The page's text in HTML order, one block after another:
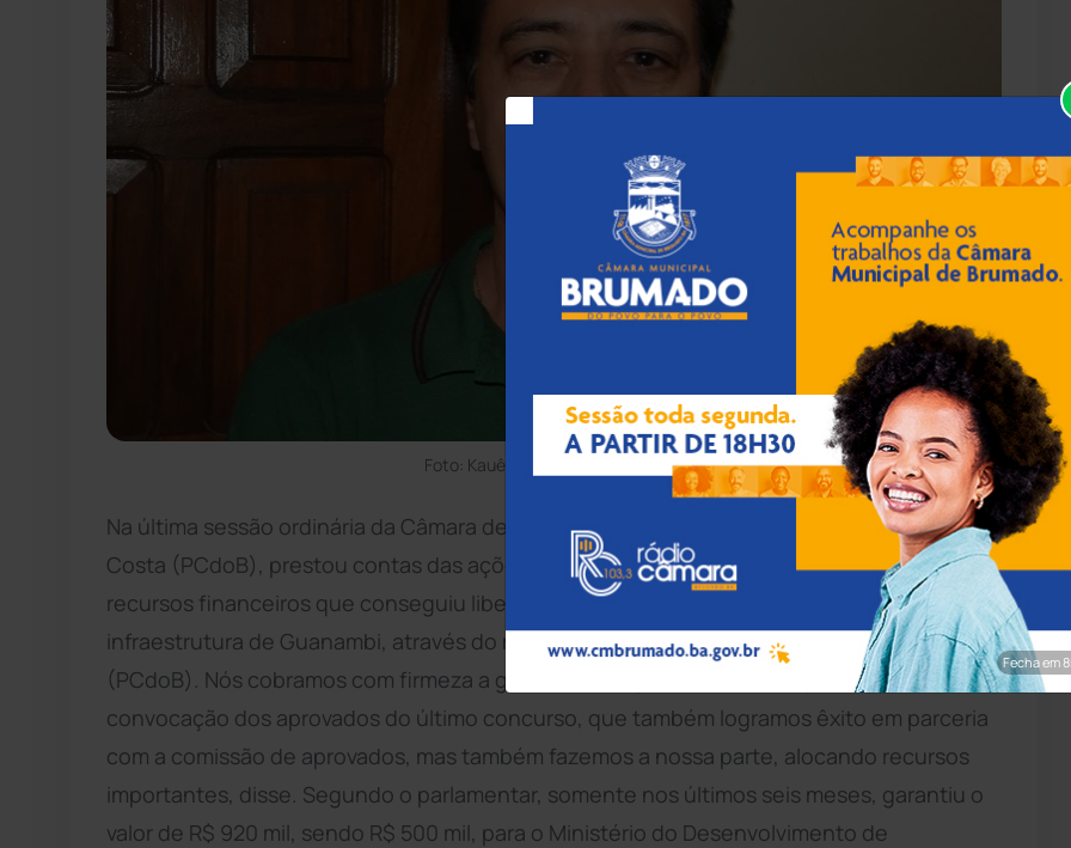
Foto: Kauê Souza/Achei Sudoeste
Na última sessão ordinária da Câmara de Vereadores de
, o vereador Paulo
Costa (PCdoB), prestou contas das ações do seu mandato e também comemorou
recursos financeiros que conseguiu liberar para as áreas de saúde, assistência social e
infraestrutura de Guanambi, através do mandato do deputado federal Daniel Almeida
(PCdoB). Nós cobramos com firmeza a gestão municipal, como foi na questão da
convocação dos aprovados do último concurso, que também logramos êxito em parceria
com a comissão de aprovados, mas também fazemos a nossa parte, alocando recursos
importantes, disse. Segundo o parlamentar, somente nos últimos seis meses, garantiu o
valor de R$ 920 mil, sendo R$ 500 mil, para o Ministério do Desenvolvimento de
Fecha em